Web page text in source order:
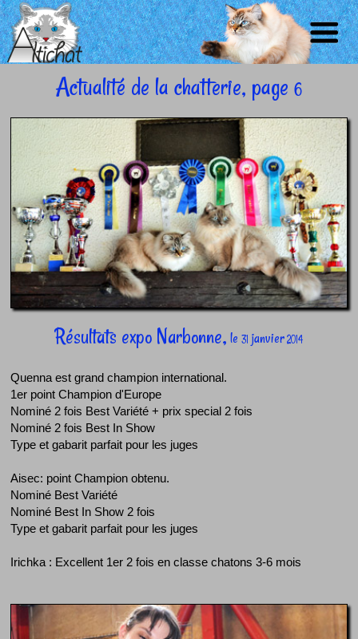
ACCUEIL
CHATS
CHATONS
NEWS
CHAT
CONTACT
Actualité de la chatterie, page6
Résultats expo Narbonne, le 31 janvier2014
Quenna est grand champion international.
1er point Champion d'Europe
Nominé 2 fois Best Variété + prix special 2 fois
Nominé 2 fois Best In Show
Type et gabarit parfait pour les juges
Aisec: point Champion obtenu.
Nominé Best Variété
Nominé Best In Show 2 fois
Type et gabarit parfait pour les juges
Irichka : Excellent 1er 2 fois en classe chatons 3-6 mois